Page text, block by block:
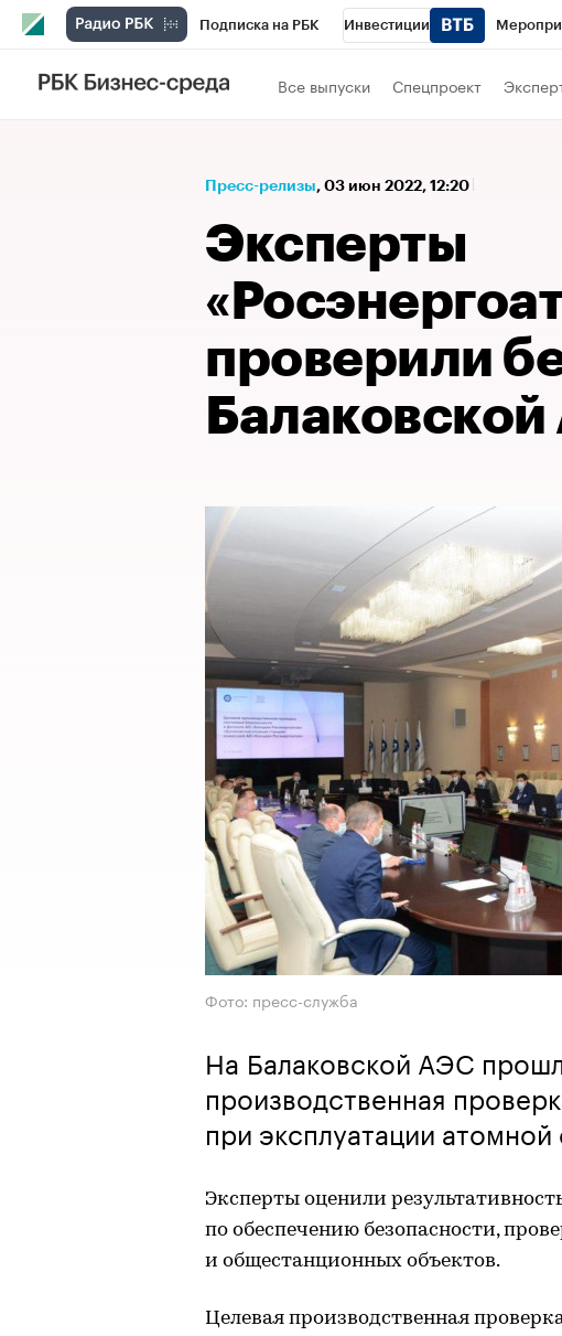
Подписка на РБК Инвестиции
Спорт
Технологии и медиа
Все выпуски Спецпроект
Пресс-релизы⁠, 03 июн 2022, 12:20
Эксперты
проверили
Фото: пресс-служба
На Балаковской АЭС
производственная
при эксплуатации атомной
Эксперты оценили
по обеспечению безопасности,
и общестанционных объектов.
Целевая производственная